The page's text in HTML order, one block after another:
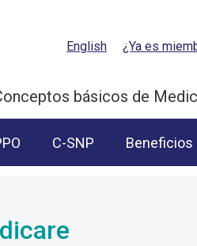
English ¿Ya es
básicos de
C-SNP Beneficios